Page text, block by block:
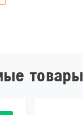
товары